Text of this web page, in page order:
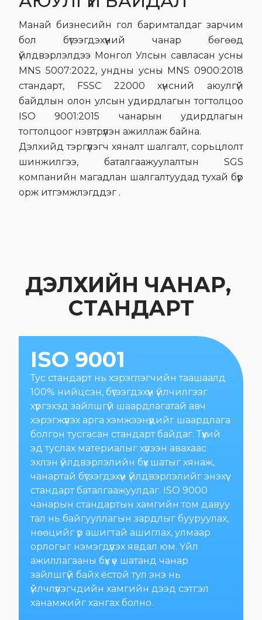
Манай бизнесийн гол баримталдаг зарчим
бол бүтээгдэхүүний чанар бөгөөд
үйлдвэрлэлдээ Монгол Улсын савласан усны
MNS 5007:2022, ундны усны MNS 0900:2018
стандарт, FSSC 22000хүнсний аюулгүй
байдлын олон улсын удирдлагын тогтолцоо
ISO 9001:2015 чанарын удирдлагын
тогтолцоог нэвтрүүлэн ажиллаж байна.
Дэлхийд тэргүүлэгч хяналт шалгалт, сорьцлолт
шинжилгээ, баталгаажуулалтын SGS
компанийн магадлан шалгалтуудад тухай бүр
орж итгэмжлэгддэг .
ДЭЛХИЙН ЧАНАР,
СТАНДАРТ
ISO 9001
Тус стандарт нь хэрэглэгчийн таашаалд
100% нийцсэн, бүтээгдэхүүн үйлчилгээг
хүргэхэд зайлшгүй шаардлагатай авч
хэрэгжүүлэх арга хэмжээнүүдийг шаардлага
болгон тусгасан стандарт байдаг. Түүхий
эд туслах материалыг хүлээн авахаас
эхлэн үйлдвэрлэлийн бүх шатыг хянаж,
чанартай бүтээгдэхүүн үйлдвэрлэлийг энэхүү
стандарт баталгаажуулдаг. ISO 9000
чанарын стандартын хамгийн том давуу
тал нь байгууллагын зардлыг бууруулах,
нөөцийг үр ашигтай ашиглах, улмаар
орлогыг нэмэгдүүлэх явдал юм. Үйл
ажиллагааны бүх үе шатанд чанар
зайлшгүй байх ёстой тул энэ нь
үйлчлүүлэгчдийн хамгийн дээд сэтгэл
ханамжийг хангах болно.